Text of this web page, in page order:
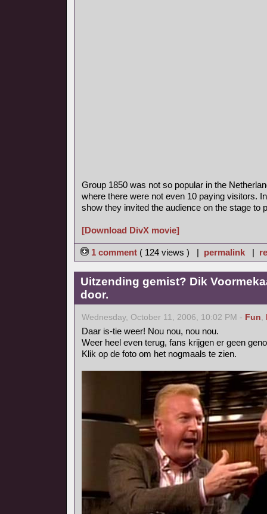
Group 1850 was not so popular in the
where there were not even 10 paying visitors.
show they invited the audience on the stage to
[Download DivX movie]
1 comment ( 124 views ) | permalink|
Uitzending gemist? Dik
door.
Wednesday, October 11, 2006, 10:02 PM - Fun,
Daar is-tie weer! Nou nou, nou nou.
Weer heel even terug, fans krijgen er geen
Klik op de foto om het nogmaals te zien.